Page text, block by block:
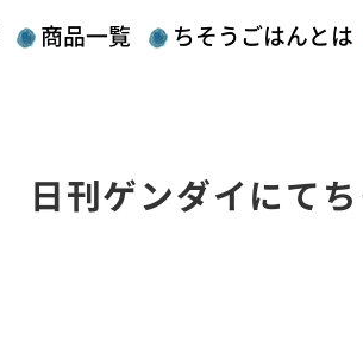
商品一覧 ちそうごはんとは
日刊ゲンダイにて